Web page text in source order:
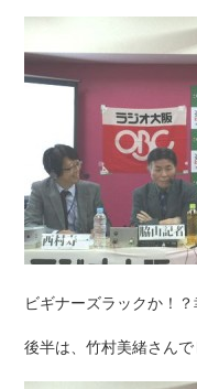
ビギナーズラックか！
後半は、竹村美緒さんで